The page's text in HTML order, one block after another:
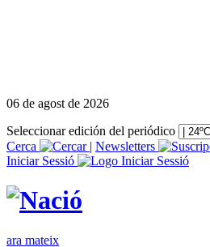
06 de agost de 2026
Seleccionar edición del periódico
Cerca
| Newsletters
Iniciar Sessió
ara mateix